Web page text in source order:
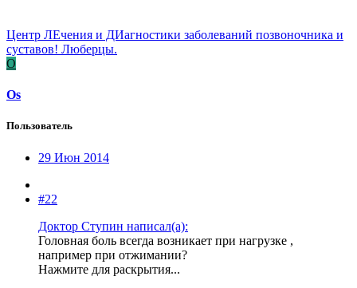
Центр ЛЕчения и ДИагностики заболеваний позвоночника и
суставов! Люберцы.
O
Os
Пользователь
29 Июн 2014
#22
Доктор Ступин написал(а):
Головная боль всегда возникает при нагрузке ,
например при отжимании?
Нажмите для раскрытия...